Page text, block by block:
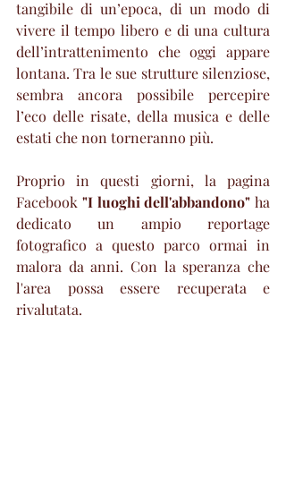
tangibile di un’epoca, di un modo di
vivere il tempo libero e di una cultura
dell’intrattenimento che oggi appare
lontana. Tra le sue strutture silenziose,
sembra ancora possibile percepire
l’eco delle risate, della musica e delle
estati che non torneranno più.
Proprio in questi giorni, la pagina
Facebook "I luoghi dell'abbandono" ha
dedicato un ampio reportage
fotografico a questo parco ormai in
malora da anni. Con la speranza che
l'area possa essere recuperata e
rivalutata.